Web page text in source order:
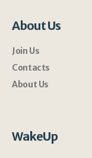
About Us
Join Us
Contacts
About Us
WakeUp